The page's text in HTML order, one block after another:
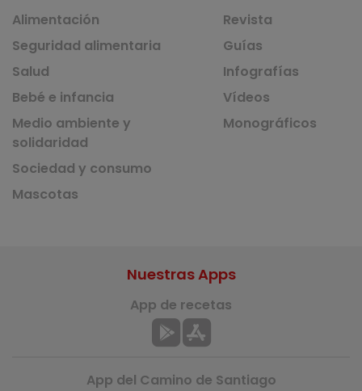
Alimentación
Seguridad alimentaria
Salud
Bebé e infancia
Medio ambiente y
solidaridad
Sociedad y consumo
Mascotas
Revista
Guías
Infografías
Vídeos
Monográficos
Nuestras Apps
App de recetas
App del Camino de Santiago